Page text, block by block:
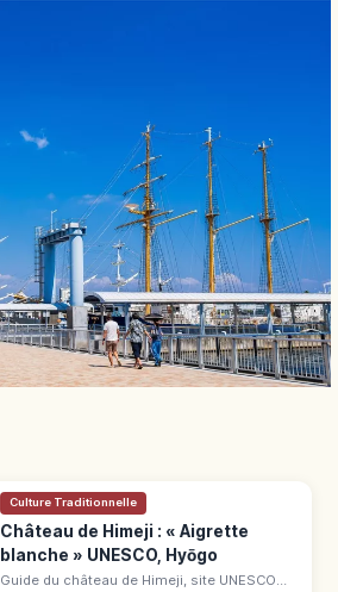
Culture Traditionnelle
Château de Himeji : « Aigrette
blanche » UNESCO, Hyōgo
Guide du château de Himeji, site UNESCO